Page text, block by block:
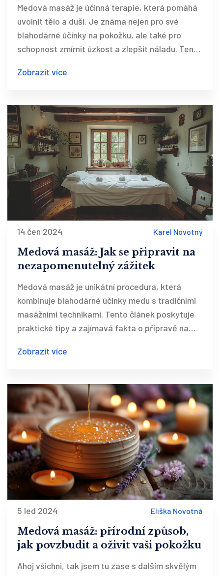
Medová masáž je účinná terapie, která pomáhá
uvolnit tělo a duši. Je známa nejen pro své
blahodárné účinky na pokožku, ale také pro
schopnost zmírnit úzkost a zlepšit náladu. Tento
medové masáže doma, včetně toho, jaké druhy
Odhodlání zlepšit duševní zdraví a přinést
harmonii do našich životů je klíčem k plnému
využití této procedury.
Zobrazit více
14 čen 2024 Karel Novotný
Medová masáž: Jak se připravit na
nezapomenutelný zážitek
Medová masáž je unikátní procedura, která
kombinuje blahodárné účinky medu s tradičními
masážními technikami. Tento článek poskytuje
praktické tipy a zajímavá fakta o přípravě na
detoxikaci a zlepšení celkového zdravotního
Zobrazit více
5 led 2024 Eliška Novotná
Medová masáž: přírodní způsob,
jak povzbudit a oživit vaši pokožku
Ahoj všichni, tak jsem tu zase s dalším skvělým